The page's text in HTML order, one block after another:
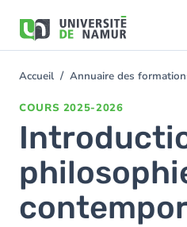
contenu
You
Accueil Annuaire des
COURS 2025-2026